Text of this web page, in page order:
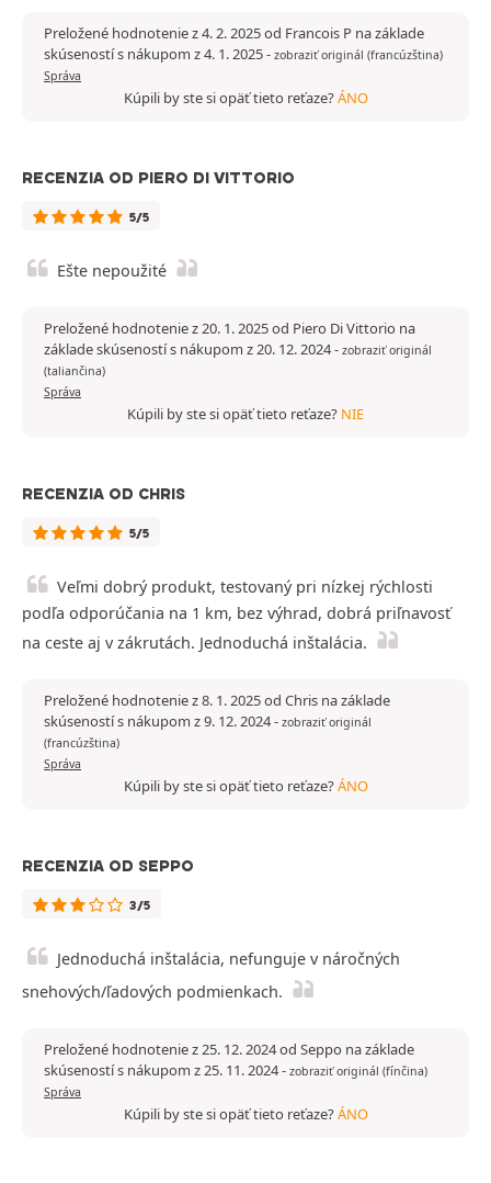
Preložené hodnotenie z 4. 2. 2025 od Francois P na základe
skúseností s nákupom z 4. 1. 2025- zobraziť originál (francúzština)
Správa
Kúpili by ste si opäť tieto reťaze?ÁNO
RECENZIA OD PIERO DI VITTORIO
5/5
Ešte nepoužité
Preložené hodnotenie z 20. 1. 2025 od Piero Di Vittorio na
základe skúseností s nákupom z 20. 12. 2024- zobraziť originál
(taliančina)
Správa
Kúpili by ste si opäť tieto reťaze? NIE
RECENZIA OD CHRIS
5/5
Veľmi dobrý produkt, testovaný pri nízkej rýchlosti
podľa odporúčania na 1 km, bez výhrad, dobrá priľnavosť
na ceste aj v zákrutách. Jednoduchá inštalácia.
Preložené hodnotenie z 8. 1. 2025 od Chris na základe
skúseností s nákupom z 9. 12. 2024- zobraziť originál
(francúzština)
Správa
Kúpili by ste si opäť tieto reťaze?ÁNO
RECENZIA OD SEPPO
3/5
Jednoduchá inštalácia, nefunguje v náročných
snehových/ľadových podmienkach.
Preložené hodnotenie z 25. 12. 2024 od Seppo na základe
skúseností s nákupom z 25. 11. 2024- zobraziť originál (fínčina)
Správa
Kúpili by ste si opäť tieto reťaze?ÁNO